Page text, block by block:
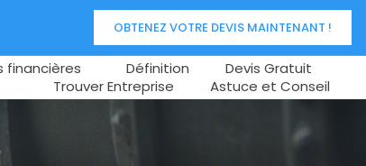
OBTENEZ VOTRE DEVIS MAINTENANT !
financières Définition
Devis Gratuit
Trouver Entreprise
Astuce et Conseil